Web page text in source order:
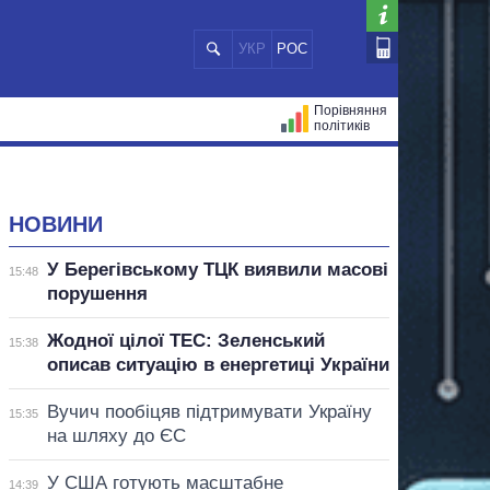
УКР РОС
Порівняння
політиків
НОВИНИ
15:48
У Берегівському ТЦК виявили масові
порушення
15:38
Жодної цілої ТЕС: Зеленський
описав ситуацію в енергетиці України
15:35
Вучич пообіцяв підтримувати Україну
на шляху до ЄС
14:39
У США готують масштабне